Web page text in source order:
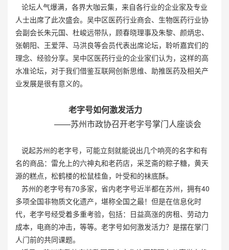
论坛人气爆满，各界大咖云集，来自各行业的企业家及专业
人士出席了此次盛会。吴中区医药行业商会、生物医药行业协
会副会长朱元国、杜峻远带队，顾春晓理事及朱黎、颜炳忠、
张朝阳、王爱萍、马洪良等会员代表出席论坛，聆听嘉宾们的
理念、经验分享。吴中区医药行业的企业家们认为，这样的高
水准论坛，对于我们借鉴互联网创新思维、助推医药及相关产
业发展是很有意义的。
老字号如何激发活力
——苏州市政协召开老字号掌门人座谈会
说起苏州的老字号，可能立刻就能说出几个响亮的名字和有
名的商品：雷允上的六神丸和老药店，采芝斋的粽子糖，黄天
源的糕点，松鹤楼的松鼠桂鱼，叶受和的袜底酥。
苏州的老字号有70多家，省内老字号近半都在苏州，拥有40
多项全国非物质文化遗产，堪称全国之最！但是在信息化时
代，老字号经受着多重考验，包括：日益高涨的房租、劳动力
成本，电商的冲击，等等。老字号如何激发活力？是摆在掌门
人门前的共同课题。